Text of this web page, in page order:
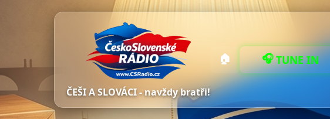
ČEŠI A SLOVÁCI - navždy bratři!
🏠 🎧 NALADIT